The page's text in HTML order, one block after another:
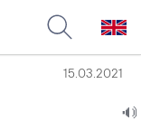
15.03.2021